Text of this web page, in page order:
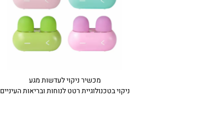
מכשיר ניקוי לעדשות מגע
ניקוי בטכנולוגיית רטט לנוחות ובריאות העיניים